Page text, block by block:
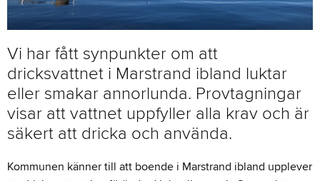
Vi har fått synpunkter om att
dricksvattnet i Marstrand ibland luktar
eller smakar annorlunda. Provtagningar
visar att vattnet uppfyller alla krav och är
säkert att dricka och använda.
Kommunen känner till att boende i Marstrand ibland upplever